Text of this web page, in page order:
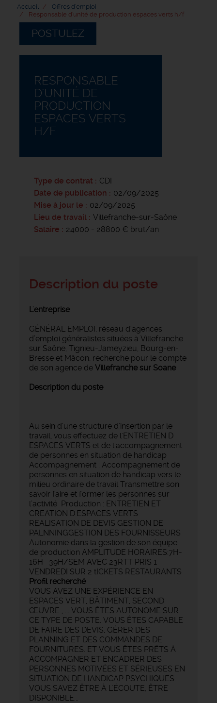
Accueil
Offres d'emploi
Responsable d'unité de production espaces verts h/f
POSTULEZ
RESPONSABLE
D'UNITÉ DE
PRODUCTION
ESPACES VERTS
H/F
Type de contrat
CDI
Date de publication
02/09/2025
Mise à jour le
02/09/2025
Lieu de travail
Villefranche-sur-Saône
Salaire
24000 - 28800 € brut/an
Description du poste
L'entreprise
GÉNÉRAL EMPLOI, réseau d'agences
d’emploi généralistes situées à Villefranche
sur Saône, Tignieu-Jameyzieu, Bourg-en-
Bresse et Mâcon, recherche pour le compte
de son agence de Villefranche sur Soane
Description du poste
Au sein d'une structure d'insertion par le
travail, vous effectuez de l'ENTRETIEN D
ESPACES VERTS et de l'accompagnement
de personnes en situation de handicap
Accompagnement : Accompagnement de
personnes en situation de handicap vers le
milieu ordinaire de travail Transmettre son
savoir faire et former les personnes sur
l’activité Production : ENTRETIEN ET
CREATION D'ESPACES VERTS
REALISATION DE DEVIS GESTION DE
PALNNINGGESTION DES FOURNISSEURS
Autonomie dans la gestion de son équipe
de production AMPLITUDE HORAIRES:7H-
16H 39H/SEM AVEC 23RTT PRIS 1
VENDREDI SUR 2 tICKETS RESTAURANTS
Profil recherché
VOUS AVEZ UNE EXPÉRIENCE EN
ESPACES VERT, BÂTIMENT, SECOND
ŒUVRE , ... VOUS ÊTES AUTONOME SUR
CE TYPE DE POSTE. VOUS ÊTES CAPABLE
DE FAIRE DES DEVIS, GÉRER DES
PLANNING ET DES COMMANDES DE
FOURNITURES. ET VOUS ÊTES PRÊTS À
ACCOMPAGNER ET ENCADRER DES
PERSONNES MOTIVÉES ET SÉRIEUSES EN
SITUATION DE HANDICAP PSYCHIQUES.
VOUS SAVEZ ÊTRE À L'ÉCOUTE, ÊTRE
DISPONIBLE...